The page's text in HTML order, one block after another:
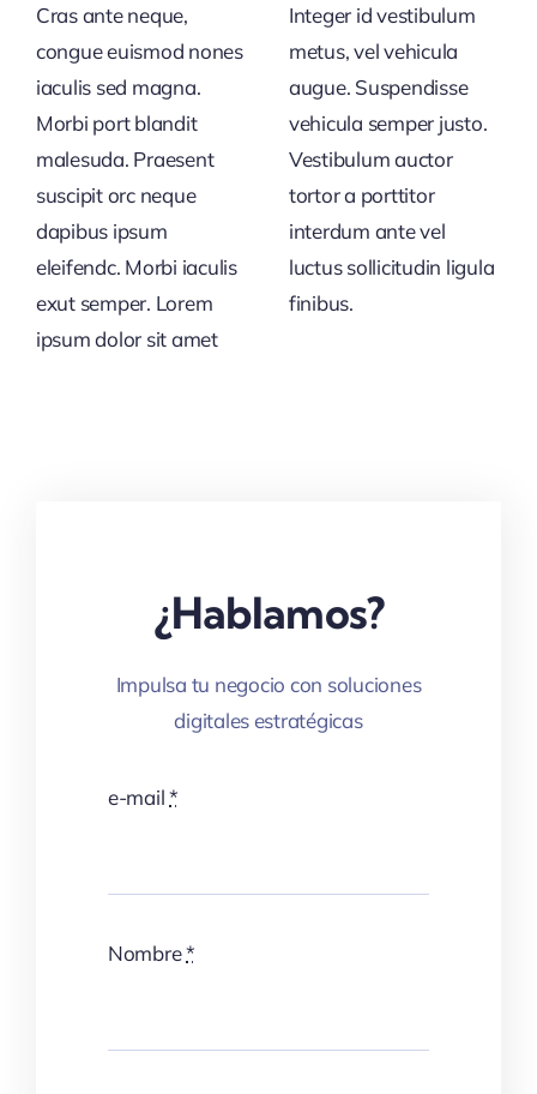
Cras ante neque,
congue euismod nones
iaculis sed magna.
Morbi port blandit
malesuda. Praesent
suscipit orc neque
dapibus ipsum
eleifendc. Morbi iaculis
exut semper. Lorem
ipsum dolor sit amet
Integer id vestibulum
metus, vel vehicula
augue. Suspendisse
vehicula semper justo.
Vestibulum auctor
tortor a porttitor
interdum ante vel
luctus sollicitudin ligula
finibus.
¿Hablamos?
Impulsa tu negocio con soluciones
digitales estratégicas
e-mail*
Nombre*